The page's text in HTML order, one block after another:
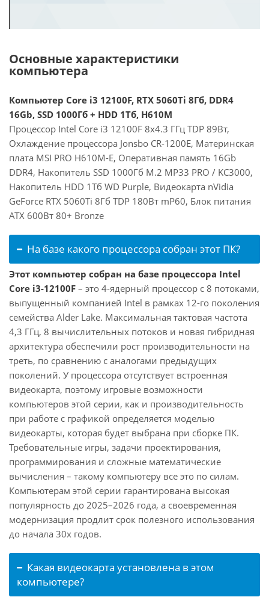
Основные характеристики
компьютера
Компьютер Core i3 12100F, RTX 5060Ti 8Гб, DDR4
16Gb, SSD 1000Гб + HDD 1Тб, H610M
Процессор Intel Core i3 12100F 8x4.3 ГГц TDP 89Вт,
Охлаждение процессора Jonsbo CR-1200E, Материнская
плата MSI PRO H610M-E, Оперативная память 16Gb
DDR4, Накопитель SSD 1000Гб M.2 MP33 PRO / KC3000,
Накопитель HDD 1Тб WD Purple, Видеокарта nVidia
GeForce RTX 5060Ti 8Гб TDP 180Вт mP60, Блок питания
ATX 600Вт 80+ Bronze
На базе какого процессора собран этот ПК?
Этот компьютер собран на базе процессора Intel
Core i3-12100F – это 4-ядерный процессор с 8 потоками,
выпущенный компанией Intel в рамках 12-го поколения
семейства Alder Lake. Максимальная тактовая частота
4,3 ГГц, 8 вычислительных потоков и новая гибридная
архитектура обеспечили рост производительности на
треть, по сравнению с аналогами предыдущих
поколений. У процессора отсутствует встроенная
видеокарта, поэтому игровые возможности
компьютеров этой серии, как и производительность
при работе с графикой определяется моделью
видеокарты, которая будет выбрана при сборке ПК.
Требовательные игры, задачи проектирования,
программирования и сложные математические
вычисления – такому компьютеру все это по силам.
Компьютерам этой серии гарантирована высокая
популярность до 2025–2026 года, а своевременная
модернизация продлит срок полезного использования
до начала 30х годов.
Какая видеокарта установлена в этом
компьютере?